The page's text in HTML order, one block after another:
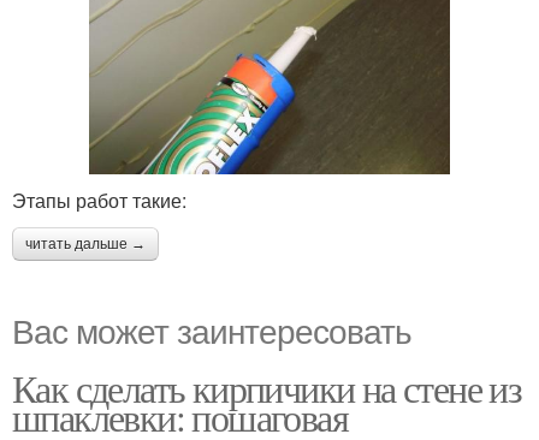
Этапы работ такие:
читать дальше →
Вас может заинтересовать
Как сделать кирпичики на стене из
шпаклевки: пошаговая